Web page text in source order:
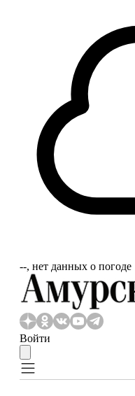
‐‐, нет данных о погоде
Войти